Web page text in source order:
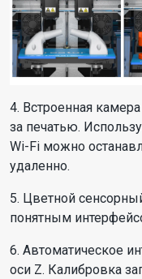
4. Встроенная
за печатью.
Wi-Fi можно
удаленно.
5. Цветной
понятным
6. Автоматическое
оси Z. Калибровка